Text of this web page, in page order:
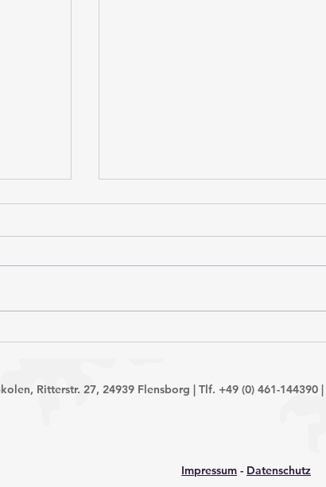
Ritterstr. 27, 24939 Flensborg | Tlf. +49 (0) 461-144390 |
Impressum - Datenschutz